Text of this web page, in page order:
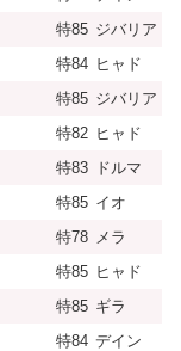
特85 ジバリア
特84 ヒャド
特85 ジバリア
特82 ヒャド
特83
ドルマ
特85 イオ
特78 メラ
特85 ヒャド
特85 ギラ
特84 デイン